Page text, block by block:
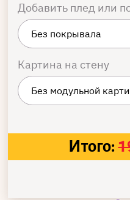
Добавить плед или
Картина на стену
Итого: